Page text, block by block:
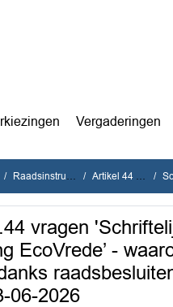
Vergaderingen
Raadsinstrumenten Artikel 44 vragen
vragen
EcoVrede’ -
06-2026